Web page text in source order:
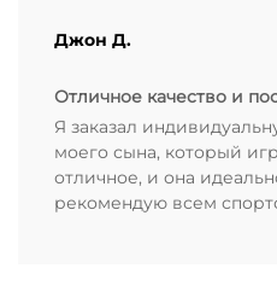
Джон Д.
Отличное качество и
Я заказал
моего сына, который
отличное, и она
рекомендую всем